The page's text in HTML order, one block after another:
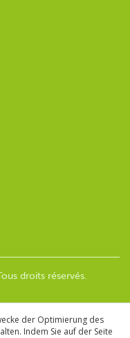
droits réservés.
der Optimierung des
Indem Sie auf der Seite